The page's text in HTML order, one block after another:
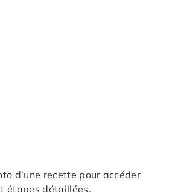
d’une recette pour accéder
étapes détaillées.